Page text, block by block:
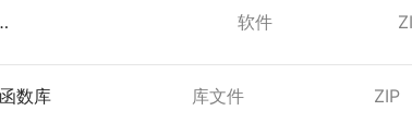
软件
数库 库文件 ZIP